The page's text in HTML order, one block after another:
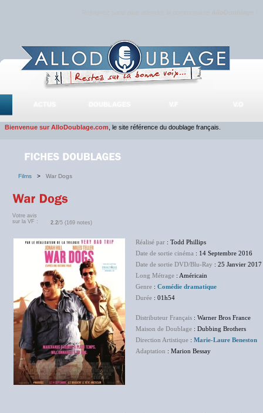
Bienvenue sur AlloDoublage.com , le site référence du doublage français.
Films > War Dogs
Votre avis
sur la VF :
2.2/5 (169 notes)
Réalisé par : Todd Phillips
Date de sortie cinéma : 14 Septembre 2016
Date de sortie DVD/Blu-Ray : 25 Janvier 2017
Long Métrage : Américain
Genre : Comédie dramatique
Durée : 01h54
Distributeur Français : Warner Bros France
Maison de Doublage : Dubbing Brothers
Direction Artistique : Marie-Laure Beneston
Adaptation : Marion Bessay